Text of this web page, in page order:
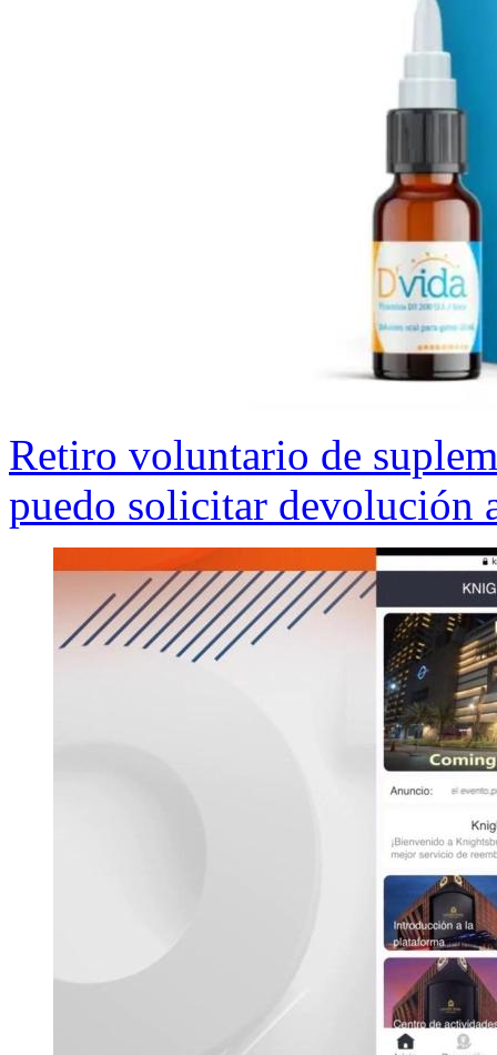
Retiro voluntario de
puedo solicitar devolución